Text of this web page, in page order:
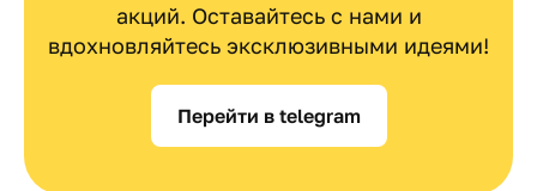
акций. Оставайтесь с нами и
вдохновляйтесь эксклюзивными идеями!
Перейти в telegram